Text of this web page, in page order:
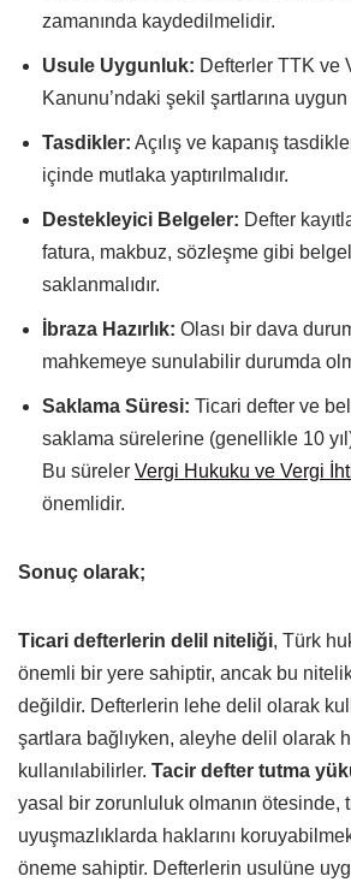
zamanında kaydedilmelidir.
Usule Uygunluk: Defterler TTK ve
Kanunu’ndaki şekil şartlarına uygun
Tasdikler: Açılış ve kapanış
içinde mutlaka yaptırılmalıdır.
Destekleyici Belgeler: Defter
fatura, makbuz, sözleşme gibi
saklanmalıdır.
İbraza Hazırlık: Olası bir dava
mahkemeye sunulabilir durumda
Saklama Süresi: Ticari defter ve
saklama sürelerine (genellikle 10
Bu süreler Vergi Hukuku ve Vergi
önemlidir.
Sonuç olarak;
Ticari defterlerin delil niteliği, Türk
önemli bir yere sahiptir, ancak bu
değildir. Defterlerin lehe delil olarak
şartlara bağlıyken, aleyhe delil olarak
kullanılabilirler. Tacir defter tutma
yasal bir zorunluluk olmanın ötesinde,
uyuşmazlıklarda haklarını
öneme sahiptir. Defterlerin usulüne